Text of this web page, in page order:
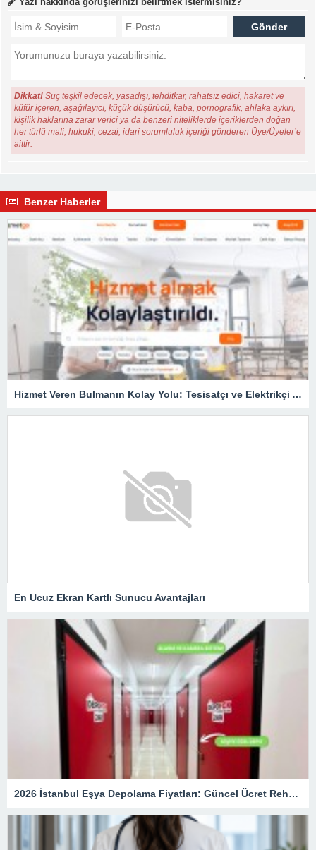
Dikkat! Suç teşkil edecek, yasadışı, tehditkar, rahatsız edici, hakaret ve
küfür içeren, aşağılayıcı, küçük düşürücü, kaba, pornografik, ahlaka aykırı,
kişilik haklarına zarar verici ya da benzeri niteliklerde içeriklerden doğan
her türlü mali, hukuki, cezai, idari sorumluluk içeriği gönderen Üye/Üyeler’e
aittir.
Benzer Haberler
Hizmet Veren Bulmanın Kolay Yolu: Tesisatçı ve Elektrikçi Ararken Nelere Dikkat Edilmeli?
En Ucuz Ekran Kartlı Sunucu Avantajları
2026 İstanbul Eşya Depolama Fiyatları: Güncel Ücret Rehberi